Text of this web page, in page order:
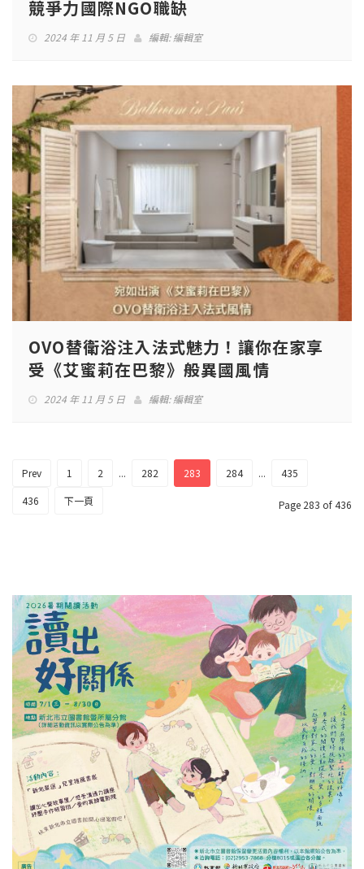
競爭力國際NGO職缺
2024 年 11 月 5 日 編輯:編輯室
OVO替衛浴注入法式魅力！讓你在家享
受《艾蜜莉在巴黎》般異國風情
2024 年 11 月 5 日 編輯:編輯室
Prev 1 2 ... 282 283 284 ...
435
436
下一頁 Page 283 of 436